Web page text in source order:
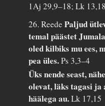
1Aj 29,9–18; Lk
26. ReedePaljud
temal päästet
oled kilbiks mu ees,
pea üles.Ps 3,3–4
Üks nende seast,
olevat, läks tagasi ja
häälega au.Lk 17,15